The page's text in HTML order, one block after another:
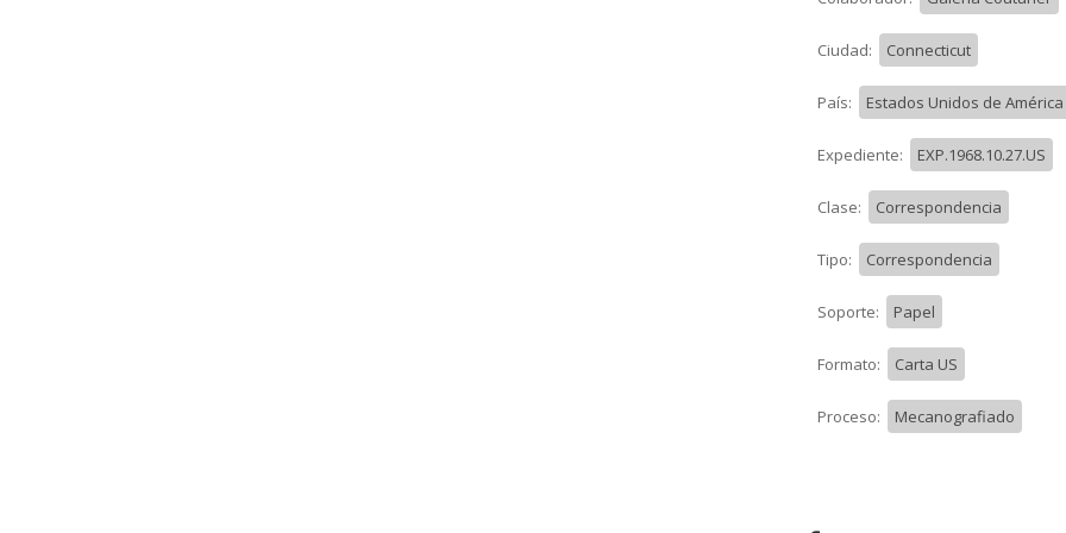
Ciudad: Connecticut
País: Estados Unidos de América
Expediente: EXP.1968.10.27.US
Clase: Correspondencia
Tipo: Correspondencia
Soporte: Papel
Formato: Carta US
Proceso: Mecanografiado